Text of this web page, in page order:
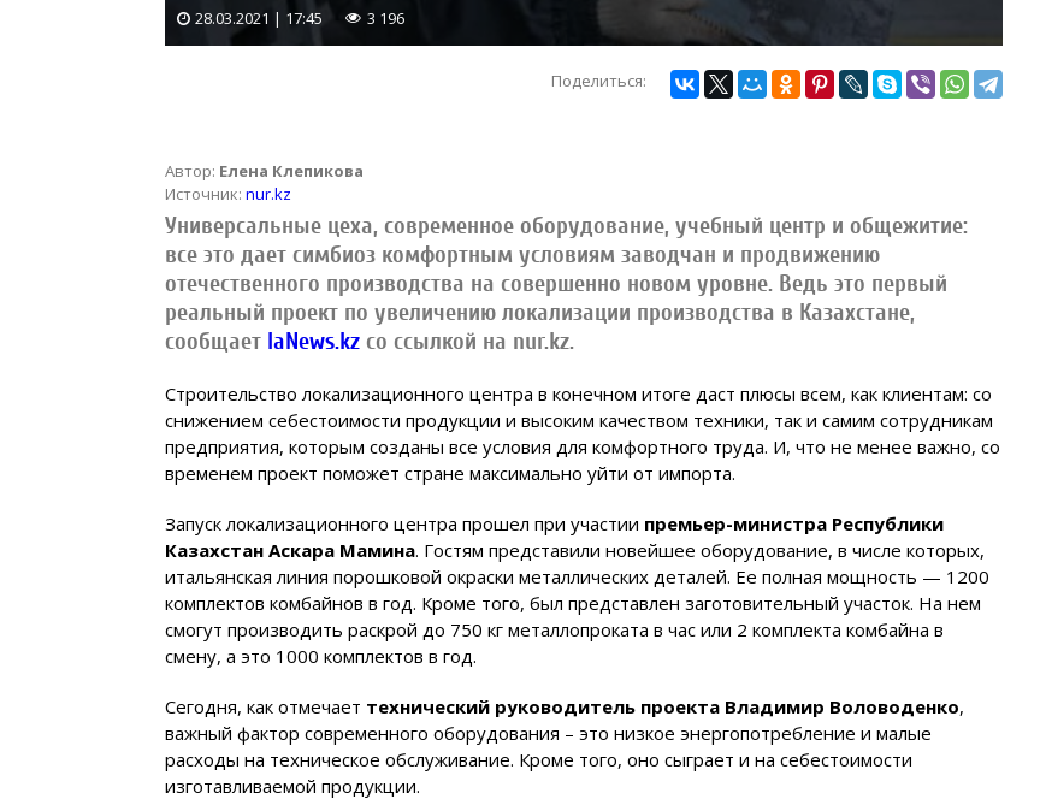
28.03.2021 | 17:45 3 196
Поделиться:
Автор: Елена Клепикова
Источник: nur.kz
Универсальные цеха, современное оборудование, учебный центр и общежитие:
все это дает симбиоз комфортным условиям заводчан и продвижению
отечественного производства на совершенно новом уровне. Ведь это первый
реальный проект по увеличению локализации производства в Казахстане,
сообщает IaNews.kz со ссылкой на nur.kz.
Строительство локализационного центра в конечном итоге даст плюсы всем, как клиентам: со
снижением себестоимости продукции и высоким качеством техники, так и самим сотрудникам
предприятия, которым созданы все условия для комфортного труда. И, что не менее важно, со
временем проект поможет стране максимально уйти от импорта.
Запуск локализационного центра прошел при участии премьер-министра Республики
Казахстан Аскара Мамина. Гостям представили новейшее оборудование, в числе которых,
итальянская линия порошковой окраски металлических деталей. Ее полная мощность — 1200
комплектов комбайнов в год. Кроме того, был представлен заготовительный участок. На нем
смогут производить раскрой до 750 кг металлопроката в час или 2 комплекта комбайна в
смену, а это 1000 комплектов в год.
Сегодня, как отмечает технический руководитель проекта Владимир Воловоденко,
важный фактор современного оборудования – это низкое энергопотребление и малые
расходы на техническое обслуживание. Кроме того, оно сыграет и на себестоимости
изготавливаемой продукции.